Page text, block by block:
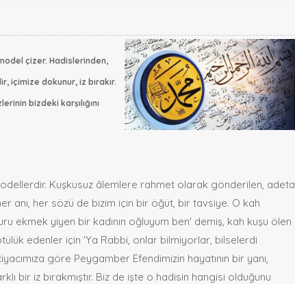
çizer. Hadislerinden,
içimize dokunur, iz bırakır.
bizdeki karşılığını
Kuşkusuz âlemlere rahmet olarak gönderilen, adeta
anı, her sözü de bizim için bir öğüt, bir tavsiye. O kah
ekmek yiyen bir kadının oğluyum ben' demiş, kah kuşu ölen
edenler için 'Ya Rabbi, onlar bilmiyorlar, bilselerdi
göre Peygamber Efendimizin hayatının bir yanı,
bir iz bırakmıştır. Biz de işte o hadisin hangisi olduğunu